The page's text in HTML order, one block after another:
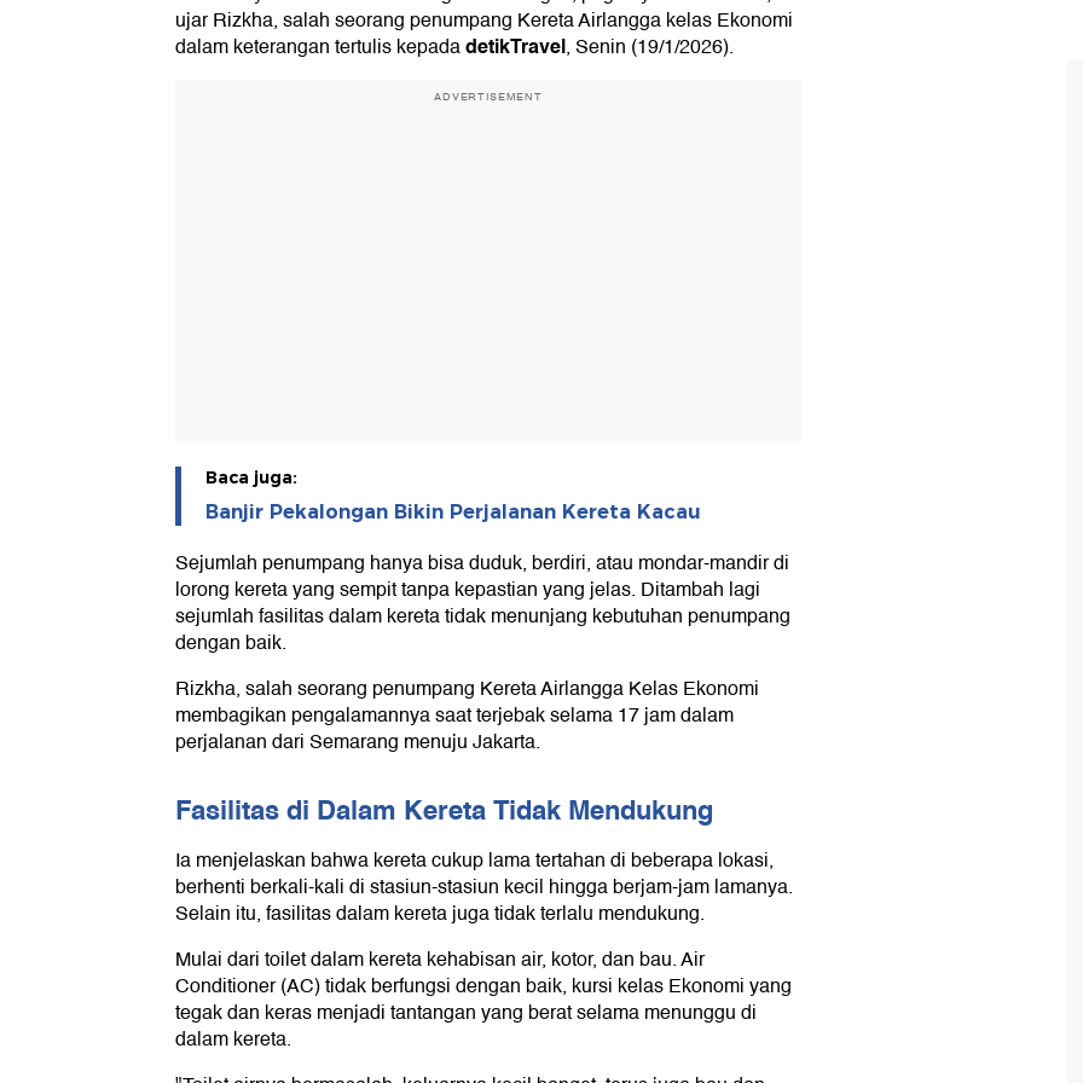
ujar Rizkha, salah seorang penumpang Kereta Airlangga kelas Ekonomi
dalam keterangan tertulis kepadadetikTravel, Senin (19/1/2026).
ADVERTISEMENT
Baca juga:
Banjir Pekalongan Bikin Perjalanan Kereta Kacau
Sejumlah penumpang hanya bisa duduk, berdiri, atau mondar-mandir di
lorong kereta yang sempit tanpa kepastian yang jelas. Ditambah lagi
sejumlah fasilitas dalam kereta tidak menunjang kebutuhan penumpang
dengan baik.
Rizkha, salah seorang penumpang Kereta Airlangga Kelas Ekonomi
membagikan pengalamannya saat terjebak selama 17 jam dalam
perjalanan dari Semarang menuju Jakarta.
Fasilitas di Dalam Kereta Tidak Mendukung
Ia menjelaskan bahwa kereta cukup lama tertahan di beberapa lokasi,
berhenti berkali-kali di stasiun-stasiun kecil hingga berjam-jam lamanya.
Selain itu, fasilitas dalam kereta juga tidak terlalu mendukung.
Mulai dari toilet dalam kereta kehabisan air, kotor, dan bau. Air
Conditioner (AC) tidak berfungsi dengan baik, kursi kelas Ekonomi yang
tegak dan keras menjadi tantangan yang berat selama menunggu di
dalam kereta.